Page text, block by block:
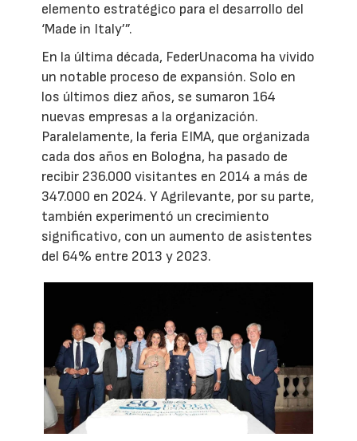
elemento estratégico para el desarrollo del
‘Made in Italy’”.
En la última década, FederUnacoma ha vivido
un notable proceso de expansión. Solo en
los últimos diez años, se sumaron 164
nuevas empresas a la organización.
Paralelamente, la feria EIMA, que organizada
cada dos años en Bologna, ha pasado de
recibir 236.000 visitantes en 2014 a más de
347.000 en 2024. Y Agrilevante, por su parte,
también experimentó un crecimiento
significativo, con un aumento de asistentes
del 64% entre 2013 y 2023.